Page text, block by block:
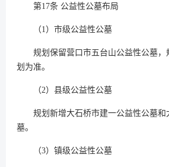
第17条 公益性公墓布局
（1）市级公益性公墓
规划保留营口市五台山公益性公墓
划为准。
（2）县级公益性公墓
规划新增大石桥市建一公益性公墓
墓。
（3）镇级公益性公墓